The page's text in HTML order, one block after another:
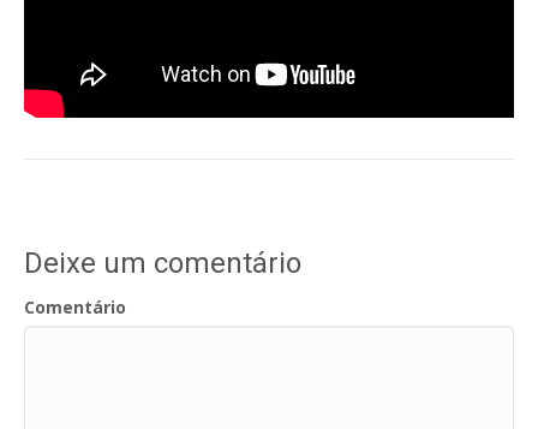
Deixe um comentário
Comentário